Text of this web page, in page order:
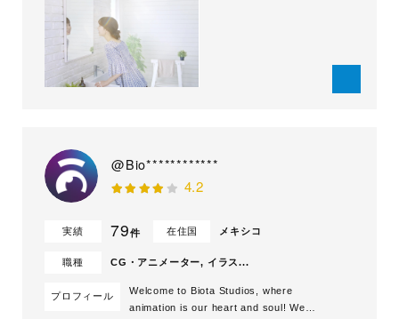
理由として ①制作チームは海外経験者
グローバルな経験・技術が今日の動画制
作に...
@Bio************
4.2
実績 79件 在住国 メキシコ
職種 CG・アニメーター, イラス...
プロフィール
Welcome to Biota Studios, where
animation is our heart and soul! We